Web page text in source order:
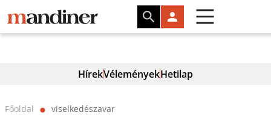
HírekVéleményekHetilap
Főoldal ⬤ viselkedészavar